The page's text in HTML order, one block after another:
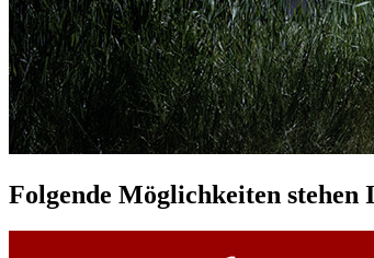
Folgende Möglichkeiten stehen